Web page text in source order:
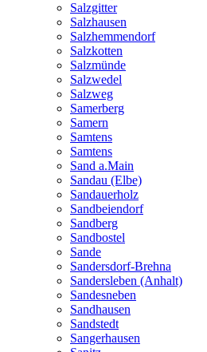
Salzgitter
Salzhausen
Salzhemmendorf
Salzkotten
Salzmünde
Salzwedel
Salzweg
Samerberg
Samern
Samtens
Samtens
Sand a.Main
Sandau (Elbe)
Sandauerholz
Sandbeiendorf
Sandberg
Sandbostel
Sande
Sandersdorf-Brehna
Sandersleben (Anhalt)
Sandesneben
Sandhausen
Sandstedt
Sangerhausen